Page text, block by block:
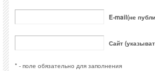
E-mail(не
Сайт
* - поле обязательно для заполнения